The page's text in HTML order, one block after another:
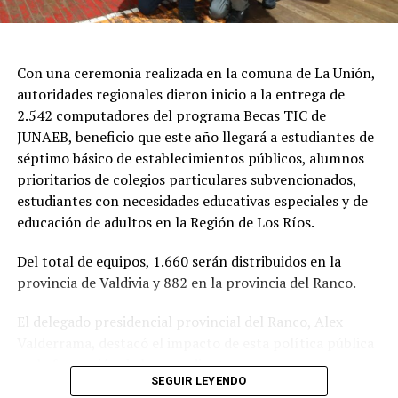
NO TE PIERDAS
Redacción Radio Austral
Con una ceremonia realizada en la comuna de La Unión,
autoridades regionales dieron inicio a la entrega de
2.542 computadores del programa Becas TIC de
JUNAEB, beneficio que este año llegará a estudiantes de
séptimo básico de establecimientos públicos, alumnos
prioritarios de colegios particulares subvencionados,
estudiantes con necesidades educativas especiales y de
educación de adultos en la Región de Los Ríos.
Del total de equipos, 1.660 serán distribuidos en la
provincia de Valdivia y 882 en la provincia del Ranco.
El delegado presidencial provincial del Ranco, Alex
en la formación de los estudiantes.
SEGUIR LEYENDO